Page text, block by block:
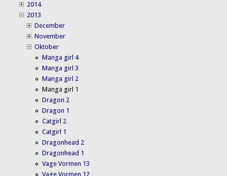
2014
2013
December
November
Oktober
Manga girl 4
Manga girl 3
Manga girl 2
Manga girl 1
Dragon 2
Dragon 1
Catgirl 2
Catgirl 1
Dragonhead 2
Dragonhead 1
Vage Vormen 13
Vage Vormen 12